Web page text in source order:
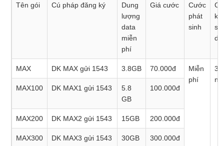
Tên gói Cú pháp đăng ký
Dung
lượng
data
miễn
phí
Giá cước
Cước
phát
sinh
kỳ
sử
MAX DK MAX gửi 1543 3.8GB 70.000đ
Miễn
phí
30
MAX100
DK MAX1 gửi 1543
5.8
GB
100.000đ
MAX200 DK MAX2 gửi 1543 15GB 200.000đ
MAX300 DK MAX3 gửi 1543 30GB 300.000đ